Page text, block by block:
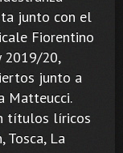
junto con el
Fiorentino
2019/20,
junto a
Matteucci.
títulos líricos
Tosca, La